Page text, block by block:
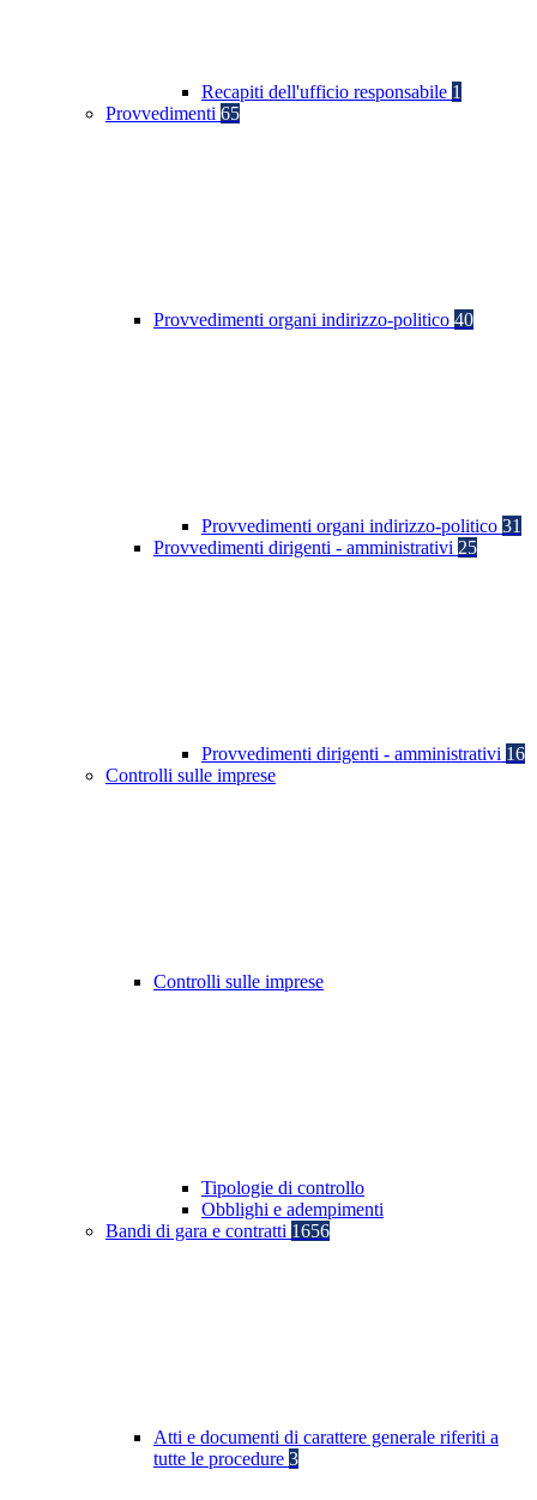
Recapiti dell'ufficio responsabile 1
Provvedimenti 65
Provvedimenti organi indirizzo-politico 40
Provvedimenti organi indirizzo-politico 31
Provvedimenti dirigenti - amministrativi 25
Provvedimenti dirigenti - amministrativi 16
Controlli sulle imprese
Controlli sulle imprese
Tipologie di controllo
Obblighi e adempimenti
Bandi di gara e contratti 1656
Atti e documenti di carattere generale riferiti a
tutte le procedure 3